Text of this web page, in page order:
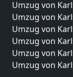
Umzug von
Umzug von
Umzug von
Umzug von
Umzug von
Umzug von